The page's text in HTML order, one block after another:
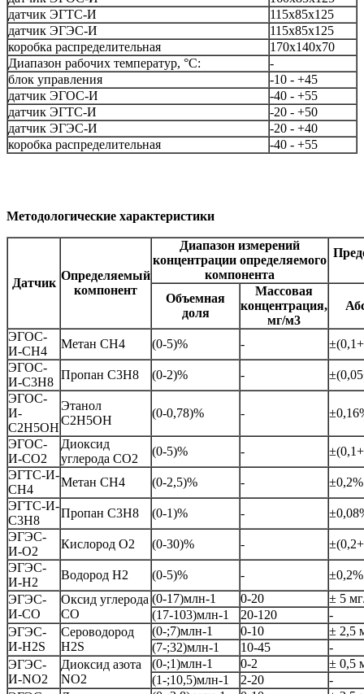
датчик ЭГТС-И
115х85х125
датчик ЭГЭС-И
115х85х125
коробка распределительная
170х140х70
Диапазон рабочих температур, °С:
-
блок управления
-10 - +45
датчик ЭГОС-И
-40 - +55
датчик ЭГТС-И
-20 - +50
датчик ЭГЭС-И
-20 - +40
коробка распределительная
-40 - +55
Методологические характеристики
Датчик
Определяемый
компонент
Диапазон измерений
концентрации определяемого
компонента
Объемная
доля
Массовая
концентрация,
мг/м3
ЭГОС-
И-СН4
Метан СН4 (0-5)% -
ЭГОС-
И-С3Н8
Пропан С3Н8 (0-2)% -
ЭГОС-
И-
С2Н5ОН
Этанол
С2Н5ОН
(0-0,78)% -
ЭГОС-
И-СО2
Диоксид
углерода СО2
(0-5)% -
ЭГТС-И-
СН4
Метан СН4 (0-2,5)% -
±0,2%
ЭГТС-И-
С3Н8
Пропан С3Н8 (0-1)% -
ЭГЭС-
И-О2
Кислород О2 (0-30)% -
ЭГЭС-
И-Н2
Водород Н2 (0-5)% -
±0,2%
ЭГЭС-
И-СО
Оксид углерода
СО
(0-17)млн-1 0-20
± 5
(17-103)млн-1
20-120
-
ЭГЭС-
И-Н2S
Сероводород
Н2S
(0-;7)млн-1 0-10
± 2,5
(7-;32)млн-1
10-45
-
ЭГЭС-
И-NO2
Диоксид азота
NO2
(0-;1)млн-1 0-2
± 0,5
(1-;10,5)млн-1
2-20
-